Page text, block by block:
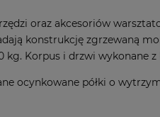
oraz akcesoriów
konstrukcję zgrzewaną
Korpus i drzwi wykonane z
ocynkowane półki o